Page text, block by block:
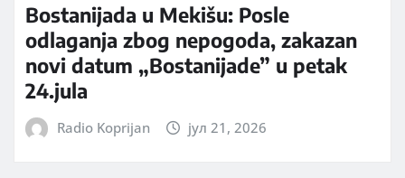
Bostanijada u Mekišu: Posle
odlaganja zbog nepogoda, zakazan
novi datum „Bostanijade” u petak
24.jula
Radio Koprijan јул 21, 2026